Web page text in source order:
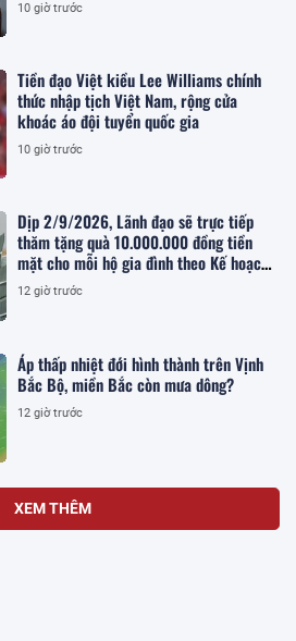
10 giờ trước
Tiền đạo Việt kiều Lee Williams chính
thức nhập tịch Việt Nam, rộng cửa
khoác áo đội tuyển quốc gia
10 giờ trước
Dịp 2/9/2026, Lãnh đạo sẽ trực tiếp
thăm tặng quà 10.000.000 đồng tiền
mặt cho mỗi hộ gia đình theo Kế hoạch
283, chi tiết ra sao?
12 giờ trước
Áp thấp nhiệt đới hình thành trên Vịnh
Bắc Bộ, miền Bắc còn mưa dông?
12 giờ trước
XEM THÊM